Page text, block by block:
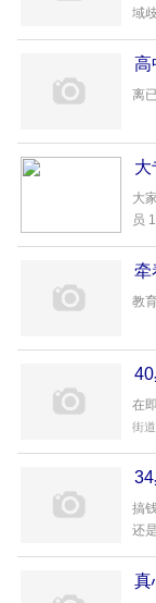
域
高
离
大
大
员
牵
教
在
街道
搞
还
真